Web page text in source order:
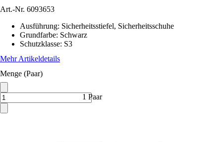
Art.-Nr. 6093653
Ausführung: Sicherheitsstiefel, Sicherheitsschuhe
Grundfarbe: Schwarz
Schutzklasse: S3
Mehr Artikeldetails
Menge (Paar)
1 Paar